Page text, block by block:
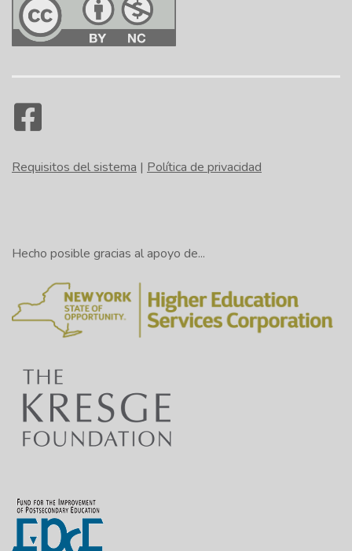
Requisitos del sistema | Política de privacidad
Hecho posible gracias al apoyo de...